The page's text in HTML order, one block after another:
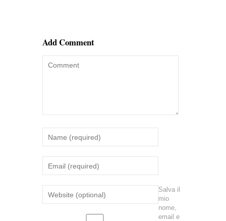
Add Comment
Salva il
mio
nome,
email e